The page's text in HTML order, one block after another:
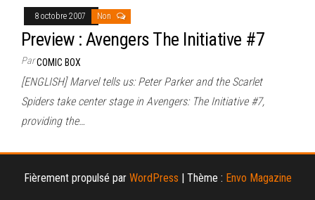
8 octobre 2007 Non
Preview : Avengers The Initiative #7
ParCOMIC BOX
[ENGLISH] Marvel tells us: Peter Parker and the Scarlet
Spiders take center stage in Avengers: The Initiative #7,
providing the…
Fièrement propulsé par WordPress | Thème : Envo Magazine